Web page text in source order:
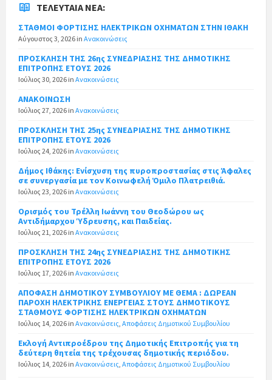
ΤΕΛΕΥΤΑΊΑ ΝΈΑ:
ΣΤΑΘΜΟΙ ΦΟΡΤΙΣΗΣ ΗΛΕΚΤΡΙΚΩΝ ΟΧΗΜΑΤΩΝ ΣΤΗΝ ΙΘΑΚΗ
Αύγουστος 3, 2026 in Ανακοινώσεις
ΠΡΟΣΚΛΗΣΗ ΤΗΣ 26ης ΣΥΝΕΔΡΙΑΣΗΣ ΤΗΣ ΔΗΜΟΤΙΚΗΣ
ΕΠΙΤΡΟΠΗΣ ΕΤΟΥΣ 2026
Ιούλιος 30, 2026 in Ανακοινώσεις
ΑΝΑΚΟΙΝΩΣΗ
Ιούλιος 27, 2026 in Ανακοινώσεις
ΠΡΟΣΚΛΗΣΗ ΤΗΣ 25ης ΣΥΝΕΔΡΙΑΣΗΣ ΤΗΣ ΔΗΜΟΤΙΚΗΣ
ΕΠΙΤΡΟΠΗΣ ΕΤΟΥΣ 2026
Ιούλιος 24, 2026 in Ανακοινώσεις
Δήμος Ιθάκης: Ενίσχυση της πυροπροστασίας στις Άφαλες
σε συνεργασία με τον Κοινωφελή Όμιλο Πλατρειθιά.
Ιούλιος 23, 2026 in Ανακοινώσεις
Ορισμός του Τρέλλη Ιωάννη του Θεοδώρου ως
Αντιδήμαρχου Ύδρευσης, και Παιδείας.
Ιούλιος 21, 2026 in Ανακοινώσεις
ΠΡΟΣΚΛΗΣΗ ΤΗΣ 24ης ΣΥΝΕΔΡΙΑΣΗΣ ΤΗΣ ΔΗΜΟΤΙΚΗΣ
ΕΠΙΤΡΟΠΗΣ ΕΤΟΥΣ 2026
Ιούλιος 17, 2026 in Ανακοινώσεις
ΑΠΟΦΑΣΗ ΔΗΜΟΤΙΚΟΥ ΣΥΜΒΟΥΛΙΟΥ ΜΕ ΘΕΜΑ : ΔΩΡΕΑΝ
ΠΑΡΟΧΗ ΗΛΕΚΤΡΙΚΗΣ ΕΝΕΡΓΕΙΑΣ ΣΤΟΥΣ ΔΗΜΟΤΙΚΟΥΣ
ΣΤΑΘΜΟΥΣ ΦΟΡΤΙΣΗΣ ΗΛΕΚΤΡΙΚΩΝ ΟΧΗΜΑΤΩΝ
Ιούλιος 14, 2026 in Ανακοινώσεις Αποφάσεις Δημοτικού Συμβουλίου
Εκλογή Αντιπροέδρου της Δημοτικής Επιτροπής για τη
δεύτερη θητεία της τρέχουσας δημοτικής περιόδου.
Ιούλιος 14, 2026 in Ανακοινώσεις Αποφάσεις Δημοτικού Συμβουλίου